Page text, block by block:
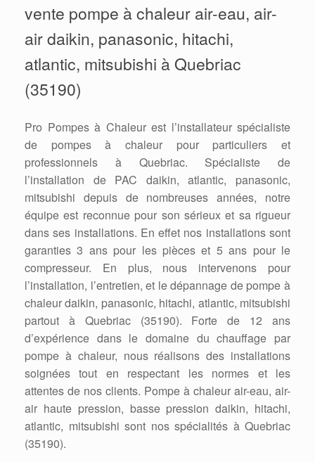
vente pompe à chaleur air-eau, air-
air daikin, panasonic, hitachi,
atlantic, mitsubishi à Quebriac
(35190)
Pro Pompes à Chaleur est l’installateur spécialiste
de pompes à chaleur pour particuliers et
professionnels à Quebriac. Spécialiste de
l’installation de PAC daikin, atlantic, panasonic,
mitsubishi depuis de nombreuses années, notre
équipe est reconnue pour son sérieux et sa rigueur
dans ses installations. En effet nos installations sont
garanties 3 ans pour les pièces et 5 ans pour le
compresseur. En plus, nous intervenons pour
l’installation, l’entretien, et le dépannage de pompe à
chaleur daikin, panasonic, hitachi, atlantic, mitsubishi
partout à Quebriac (35190). Forte de 12 ans
d’expérience dans le domaine du chauffage par
pompe à chaleur, nous réalisons des installations
soignées tout en respectant les normes et les
attentes de nos clients. Pompe à chaleur air-eau, air-
air haute pression, basse pression daikin, hitachi,
atlantic, mitsubishi sont nos spécialités à Quebriac
(35190).